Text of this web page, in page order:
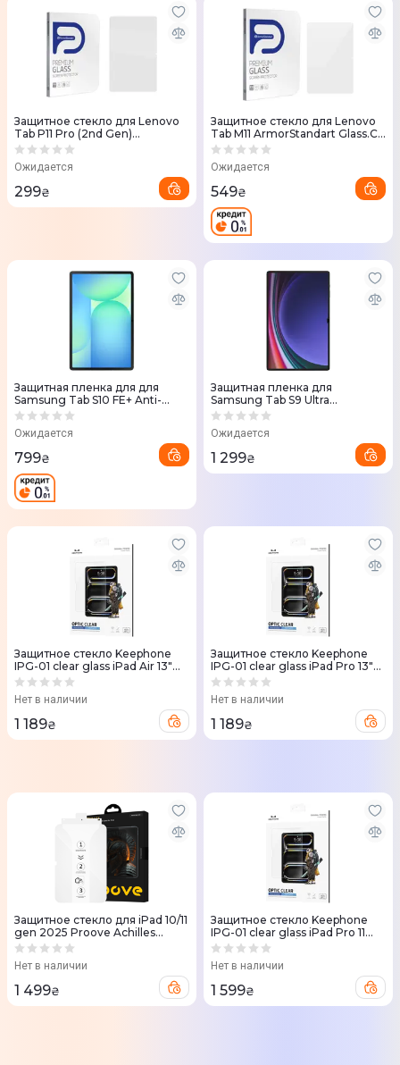
Защитное стекло для Lenovo
Tab P11 Pro (2nd Gen)
ArmorStandart Glass.CR
Ожидается
299₴
Защитное стекло для Lenovo
Tab M11 ArmorStandart Glass.CR
(Clear)
Ожидается
549₴
Защитная пленка для для
Samsung Tab S10 FE+ Anti-
Reflecting Screen Protector
Ожидается
799₴
Защитная пленка для
Samsung Tab S9 Ultra
ScrProtect Transparent (EF-
Ожидается
1 299₴
Защитное стекло Keephone
IPG-01 clear glass iPad Air 13"
2024 (KPOPT24AIR13)
Нет в наличии
1 189₴
Защитное стекло Keephone
IPG-01 clear glass iPad Pro 13"
(2024) (KPOPT24PRO13)
Нет в наличии
1 189₴
Защитное стекло для iPad 10/11
gen 2025 Proove Achilles
Proove Achilles (clear)
Нет в наличии
1 499₴
Защитное стекло Keephone
IPG-01 clear glass iPad Pro 11
(KPOPTAIR109/KPOPTPRO11)
Нет в наличии
1 599₴